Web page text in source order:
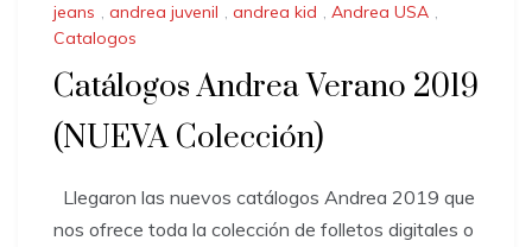
jeans , andrea juvenil , andrea kid , Andrea USA ,
Catalogos
Catálogos Andrea Verano 2019
(NUEVA Colección)
Llegaron las nuevos catálogos Andrea 2019 que
nos ofrece toda la colección de folletos digitales o